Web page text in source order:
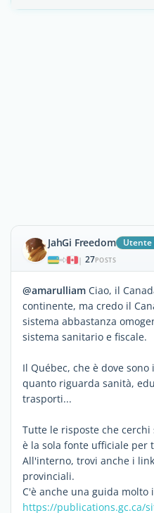
JahGi Freedom
| 27POSTS
@amarulliam Ciao, il
continente, ma credo il
sistema abbastanza
sistema sanitario e fiscale.
Il Québec, che è dove
quanto riguarda sanità,
trasporti...
Tutte le risposte che
è la sola fonte ufficiale per
All'interno, trovi anche i
provinciali.
C'è anche una guida
https://publications.gc.ca/